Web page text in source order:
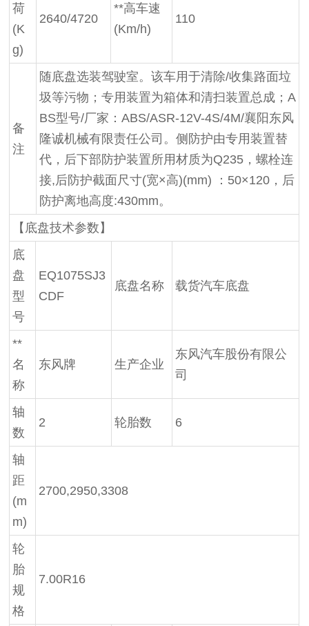
荷
(K
g)
2640/4720
**高车速
(Km/h)
110
备
注
随底盘选装驾驶室。该车用于清除/收集路面垃
圾等污物；专用装置为箱体和清扫装置总成；A
BS型号/厂家：ABS/ASR-12V-4S/4M/襄阳东风
隆诚机械有限责任公司。侧防护由专用装置替
代，后下部防护装置所用材质为Q235，螺栓连
接,后防护截面尺寸(宽×高)(mm) ：50×120，后
防护离地高度:430mm。
【底盘技术参数】
底
盘
型
号
EQ1075SJ3
CDF
底盘名称 载货汽车底盘
**
名
称
东风牌 生产企业
东风汽车股份有限公
司
轴
数
2 轮胎数 6
轴
距
(m
m)
2700,2950,3308
轮
胎
规
格
7.00R16